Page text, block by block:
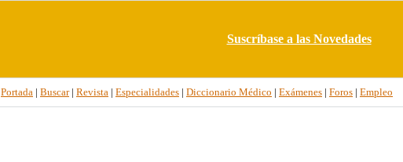
Suscríbase a las Novedades
Portada | Buscar| Revista | Especialidades | Diccionario Médico | Exámenes | Foros | Empleo